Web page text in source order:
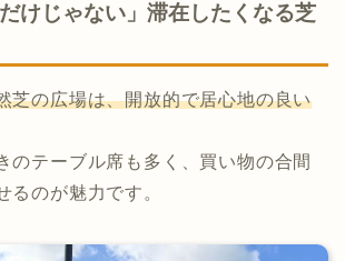
だけじゃない」滞在したくなる芝
芝の広場は、開放的で居心地の良い
のテーブル席も多く、買い物の合間
るのが魅力です。